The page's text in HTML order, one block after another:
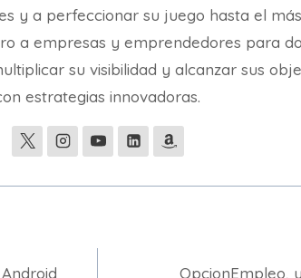
y a perfeccionar su juego hasta el
a empresas y emprendedores para
su visibilidad y alcanzar sus
estrategias innovadoras.
OpcionEmpleo,